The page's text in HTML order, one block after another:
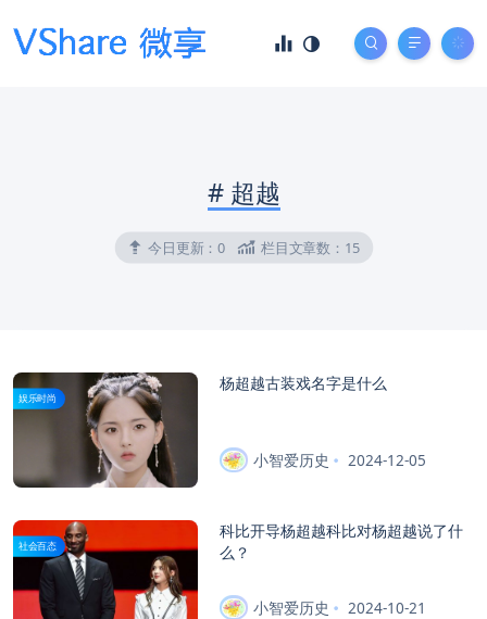
# 超越
今日更新： 0 栏目文章数： 15
娱乐时尚
杨超越古装戏名字是什么
小智爱历史 2024-12-05
社会百态
科比开导杨超越科比对杨超越说了什
么？
小智爱历史 2024-10-21